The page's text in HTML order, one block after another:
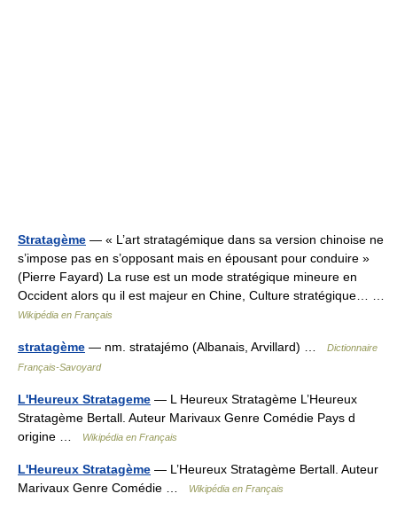
Stratagème — « L’art stratagémique dans sa version chinoise ne
s’impose pas en s’opposant mais en épousant pour conduire »
(Pierre Fayard) La ruse est un mode stratégique mineure en
Occident alors qu il est majeur en Chine, Culture stratégique… …
Wikipédia en Français
stratagème — nm. stratajémo (Albanais, Arvillard) …
Dictionnaire
Français-Savoyard
L'Heureux Stratageme — L Heureux Stratagème L’Heureux
Stratagème Bertall. Auteur Marivaux Genre Comédie Pays d
origine …
Wikipédia en Français
L'Heureux Stratagème — L’Heureux Stratagème Bertall. Auteur
Marivaux Genre Comédie …
Wikipédia en Français